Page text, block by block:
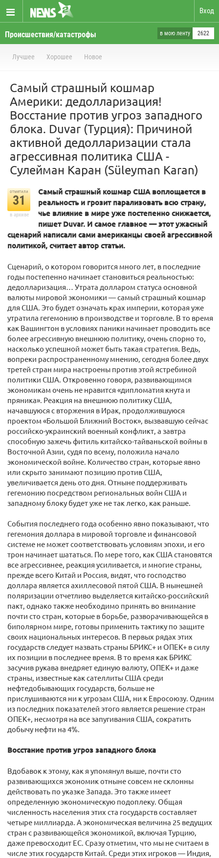
Вход
Происшествия/катастрофы в мою ленту 2622
Лучшее Хорошее Новое
Самый страшный кошмар
Америки: дедолларизация!
Восстание против угроз западного
блока. Duvar (Турция): Причиной
активной дедолларизации стала
агрессивная политика США -
Сулейман Каран (Süleyman Karan)
отметили
31
в архиве
Самый страшный кошмар США воплощается в
реальность и грозит парализовать всю страну,
чье влияние в мире уже постепенно снижается,
пишет Duvar. И самое главное — этот ужасный
сценарий написали сами американцы своей агрессивной
политикой, считает автор статьи.
Сценарий, о котором говорится много лет, в последние
годы постепенно начинает становиться реальностью:
дедолларизация… Утрата долларом статуса основной
валюты мировой экономики — самый страшный кошмар
для США. Это будет означать крах империи, которая уже
утратила гегемонию в производстве и торговле. В то время
как Вашингтон в условиях паники начинает проводить все
более агрессивную внешнюю политику, очень спорно то,
насколько успешной может быть такая стратегия. Ведь,
вопреки распространенному мнению, сегодня более двух
третей стран мира настроены против этой ястребиной
политики США. Откровенно говоря, развивающимся
экономикам очень не нравится «дипломатия кнута и
пряника». Реакция на внешнюю политику США,
начавшуюся с вторжения в Ирак, продолжившуюся
проектом «Большой Ближний Восток», вызвавшую сейчас
российско-украинский военный конфликт, а завтра
способную зажечь фитиль китайско-тайваньской войны в
Восточной Азии, судя по всему, положила начало
экономической войне. Количество стран, которые явно
или скрыто занимают позицию против США,
увеличивается день ото дня. Отныне поддерживать
гегемонию посредством региональных войн США и
западному блоку будет уже не так легко, как раньше.
События последнего года особенно явно показывают, что
гегемония доллара в мировой торговле и финансовой
системе не может соответствовать условиям эпохи, и его
трон начинает шататься. По мере того, как США становятся
все агрессивнее, реакция усиливается, и многие страны,
прежде всего Китай и Россия, видят, что господство
доллара является ахиллесовой пятой США. В нынешней
поляризации отчетливо выделяется китайско-российский
пакт, однако также необходимо принять во внимание
почти сто стран, которые в борьбе, разворачивающейся в
биполярном мире, готовы применить тактику по защите
своих национальных интересов. В первых рядах этих
государств следует назвать страны БРИКС+ и ОПЕК+ в силу
их позиции в последнее время. В то время как БРИКС
засучив рукава внедряет единую валюту, ОПЕК+ и даже
страны, известные как сателлиты США среди
нефтедобывающих государств, больше не
прислушиваются ни к угрозам США, ни к Евросоюзу. Одним
из последних показателей этого является решение стран
ОПЕК+, несмотря на все запугивания США, сократить
добычу нефти на 4%.
Восстание против угроз западного блока
Вдобавок к этому, как я упомянул выше, почти сто
развивающихся экономик отныне совсем не склонны
действовать по указке Запада. Это также имеет
определенную экономическую подоплеку. Общая
численность населения этих ста государств составляет
четыре миллиарда. А экономическая величина 25 ведущих
стран с развивающейся экономикой, включая Турцию,
даже превосходит ЕС. Сразу отметим, что мы не считаем в
числе этих государств Китай. Среди этих игроков — Индия,